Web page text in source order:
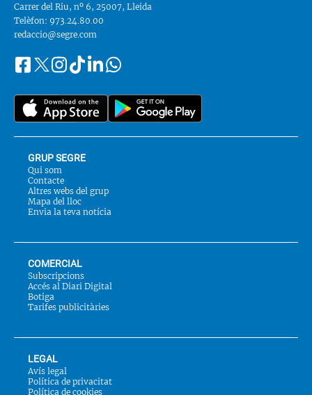
Carrer del Riu, nº 6, 25007, Lleida
Telèfon: 973.24.80.00
redaccio@segre.com
Segueix-
a::
FacebookInstagram
TiktokLinkedinWhatsapp
GRUP SEGRE
Qui som
Contacte
Altres webs del grup
Mapa del lloc
Envia la teva notícia
COMERCIAL
Subscripcions
Accés al Diari Digital
Botiga
Tarifes publicitàries
LEGAL
Avís legal
Política de privacitat
Política de cookies